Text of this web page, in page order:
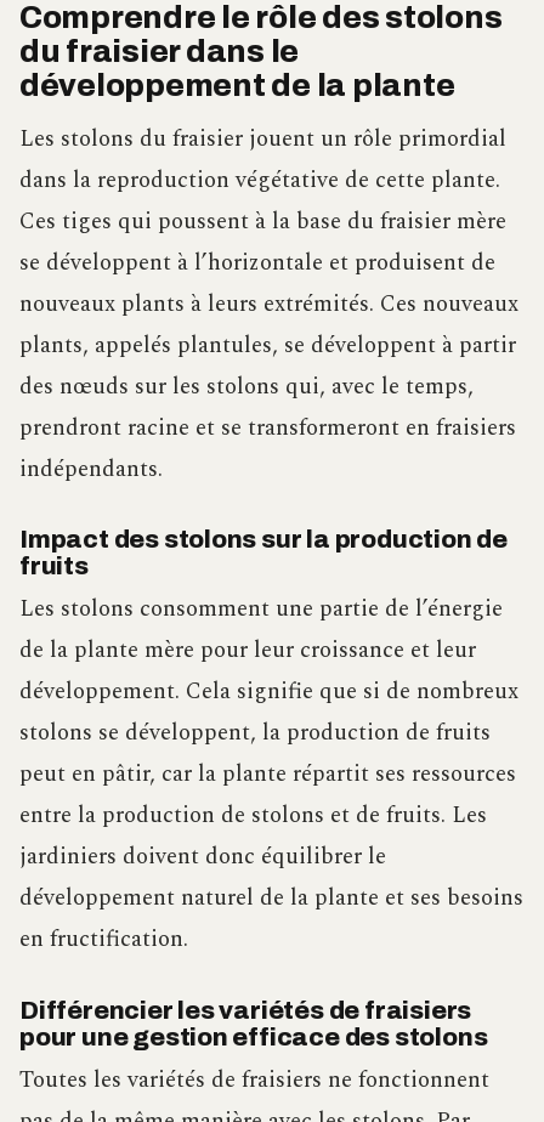
Comprendre le rôle des stolons
du fraisier dans le
développement de la plante
Les stolons du fraisier jouent un rôle primordial
dans la reproduction végétative de cette plante.
Ces tiges qui poussent à la base du fraisier mère
se développent à l’horizontale et produisent de
nouveaux plants à leurs extrémités. Ces nouveaux
plants, appelés plantules, se développent à partir
des nœuds sur les stolons qui, avec le temps,
prendront racine et se transformeront en fraisiers
indépendants.
Impact des stolons sur la production de
fruits
Les stolons consomment une partie de l’énergie
de la plante mère pour leur croissance et leur
développement. Cela signifie que si de nombreux
stolons se développent, la production de fruits
peut en pâtir, car la plante répartit ses ressources
entre la production de stolons et de fruits. Les
jardiniers doivent donc équilibrer le
développement naturel de la plante et ses besoins
en fructification.
Différencier les variétés de fraisiers
pour une gestion efficace des stolons
Toutes les variétés de fraisiers ne fonctionnent